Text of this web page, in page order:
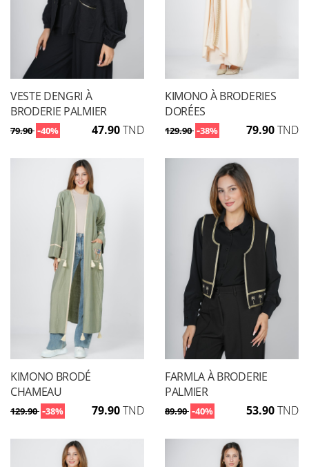
VESTE DENGRI À
BRODERIE PALMIER
79.90 -40% 47.90TND
KIMONO À BRODERIES
DORÉES
129.90 -38% 79.90TND
KIMONO BRODÉ
CHAMEAU
129.90 -38% 79.90TND
FARMLA À BRODERIE
PALMIER
89.90 -40% 53.90TND